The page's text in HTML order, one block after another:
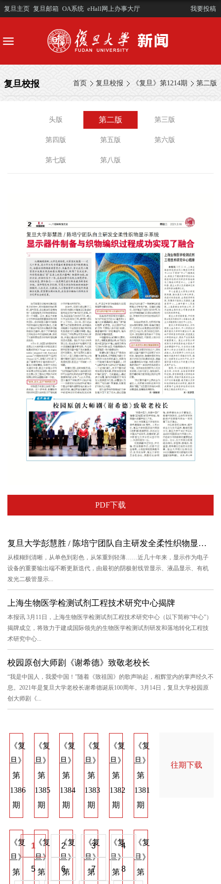
复旦主页 复旦邮箱 OA系统 eHall网上办事大厅 我要投稿
首页 复旦校报 《复旦》第1214期 第二版
复旦校报
头版 第二版 第三版
第四版 第五版 第六版
第七版 第八版
PDF下载
复旦大学彭慧胜 / 陈培宁团队自主研发全柔性织物显示系统 显示器...
从模糊到清晰，从单色到彩色，从笨重到轻薄……近几十年来，显示作为电子
设备的重要输出端不断更新迭代，由最初的阴极射线管显示、液晶显示、有机
发光二极管显示...
上海生物医学检测试剂工程技术研究中心揭牌
本报讯 3月11日，上海生物医学检测试剂工程技术研究中心（以下简称“中心”）
揭牌成立，将致力于建成国际领先的生物医学检测试剂研发和落地转化工程技
术研究中心...
校园原创大师剧《谢希德》致敬老校长
“我是中国人，我爱中国！”随着《致祖国》的歌声响起，相辉堂内的掌声经久不
息。2021年是复旦大学老校长谢希德诞辰100周年。3月14日，复旦大学校园原
创大师剧《...
《复
旦》
第
1386
期
《复
旦》
第
1385
期
《复
旦》
第
1384
期
《复
旦》
第
1383
期
《复
旦》
第
1382
期
《复
旦》
第
1381
期
《复
旦》
第
《复
旦》
第
《复
旦》
第
《复
旦》
第
《复
旦》
第
《复
旦》
第
旦》
1 2 3 4
5 6 7 8
往期下载